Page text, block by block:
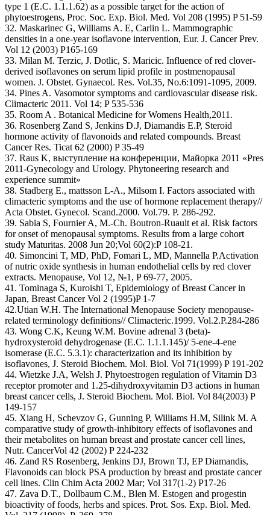
type 1 (E.C. 1.1.1.62) as a possible target for the action of
phytoestrogens, Proc. Soc. Exp. Biol. Med. Vol 208 (1995) P 51-59
32. Maskarinec G, Williams A. E, Carlin L. Mammographic
densities in a one-year isoflavone intervention, Eur. J. Cancer Prev.
Vol 12 (2003) P165-169
33. Milan M. Terzic, J. Dotlic, S. Maricic. Influence of red clover-
derived isoflavones on serum lipid profile in postmenopausal
women. J. Obstet. Gynaecol. Res. Vol.35, No.6:1091-1095, 2009.
34. Pines A. Vasomotor symptoms and cardiovascular disease risk.
Climacteric 2011. Vol 14; P 535-536
35. Room A . Botanical Medicine for Womens Health,2011.
36. Rosenberg Zand S, Jenkins D.J, Diamandis E.P, Steroid
hormone activity of flavonoids and related compounds. Breast
Cancer Res. Ticat 62 (2000) P 35-49
37. Raus K, выступление на конференции, Майорка 2011 «Pres
2011-Gynecology and Urology. Phytoneering research and
experience summit»
38. Stadberg E., mattsson L-A., Milsom I. Factors associated with
climacteric symptoms and the use of hormone replacement therapy//
Acta Obstet. Gynecol. Scand.2000. Vol.79. P. 286-292.
39. Sabia S, Fournier A, M.-Ch. Boutron-Ruault et al. Risk factors
for onset of menopausal symptoms. Results from a large cohort
study Maturitas. 2008 Jun 20;Vol 60(2):P 108-21.
40. Simoncini T, MD, PhD, Fomari L, MD, Mannella P.Activation
of nutric oxide synthesis in human endothelial cells by red clover
extracts. Menopause, Vol 12, №1, P 69-77, 2005.
41. Tominaga S, Kuroishi T, Epidemiology of Breast Cancer in
Japan, Breast Cancer Vol 2 (1995)P 1-7
42.Utian W.H. The International Menopause Society menopause-
related terminology definitions// Climacteric.1999. Vol.2.P.284-286
43. Wong C.K, Keung W.M. Bovine adrenal 3 (beta)-
hydroxysteroid dehydrogenase (E.C. 1.1.1.145)/ 5-еne-4-ene
isomerase (E.C. 5.3.1): characterization and its inhibition by
isoflavones, J. Steroid Biochem. Mol. Biol. Vol 71(1999) P 191-202
44. Wietzke J.A, Welsh J. Phytoestrogen regulation of Vitamin D3
receptor promoter and 1.25-dihydroxyvitamin D3 actions in human
breast cancer cells, J. Steroid Biochem. Mol. Biol. Vol 84(2003) P
149-157
45. Xiang H, Schevzov G, Gunning P, Williams H.M, Silink M. A
comparative study of growth-inhibitory effects of isoflavones and
their metabolites on human breast and prostate cancer cell lines,
Nutr. CancerVol 42 (2002) P 224-232
46. Zand RS Rosenberg, Jenkins DJ, Brown TJ, EP Diamandis,
Flavonoids can block PSA production by breast and prostate cancer
cell lines. Clin Chim Acta 2002 Mar; Vol 317(1-2) P17-26
47. Zava D.T., Dollbaum C.M., Blen M. Estogen and progestin
bioactivity of foods, herbs and spices. Prot. Sos. Exp. Biol. Med.